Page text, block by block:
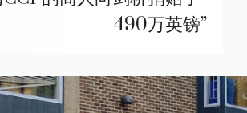
490万英镑”